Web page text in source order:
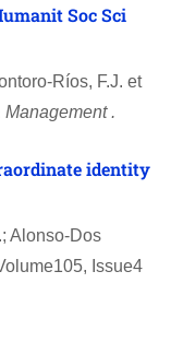
Soc Sci
Ríos, F.J. et
.
identity
Alonso‐Dos
Issue4